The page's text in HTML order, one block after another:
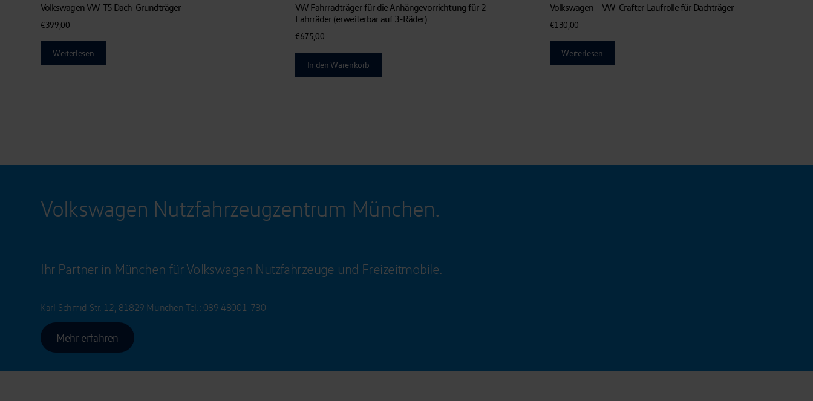
Volkswagen VW-T5 Dach-Grundträger
€399,00
Weiterlesen
VW Fahrradträger für die Anhängevorrichtung für 2
Fahrräder (erweiterbar auf 3-Räder)
€675,00
In den Warenkorb
Volkswagen – VW-Crafter Laufrolle für Dachträger
€130,00
Weiterlesen
Volkswagen Nutzfahrzeugzentrum München.
Ihr Partner in München für Volkswagen Nutzfahrzeuge und Freizeitmobile.
Karl-Schmid-Str. 12, 81829 München Tel.: 089 48001-730
Mehr erfahren